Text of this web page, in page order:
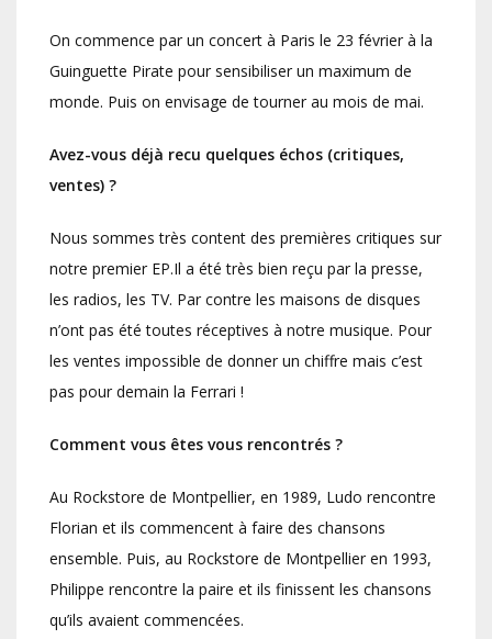
On commence par un concert à Paris le 23 février à la
Guinguette Pirate pour sensibiliser un maximum de
monde. Puis on envisage de tourner au mois de mai.
Avez-vous déjà recu quelques échos (critiques,
ventes) ?
Nous sommes très content des premières critiques sur
notre premier EP.Il a été très bien reçu par la presse,
les radios, les TV. Par contre les maisons de disques
n’ont pas été toutes réceptives à notre musique. Pour
les ventes impossible de donner un chiffre mais c’est
pas pour demain la Ferrari !
Comment vous êtes vous rencontrés ?
Au Rockstore de Montpellier, en 1989, Ludo rencontre
Florian et ils commencent à faire des chansons
ensemble. Puis, au Rockstore de Montpellier en 1993,
Philippe rencontre la paire et ils finissent les chansons
qu’ils avaient commencées.